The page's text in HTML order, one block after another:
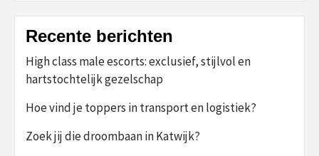
Recente berichten
High class male escorts: exclusief, stijlvol en
hartstochtelijk gezelschap
Hoe vind je toppers in transport en logistiek?
Zoek jij die droombaan in Katwijk?